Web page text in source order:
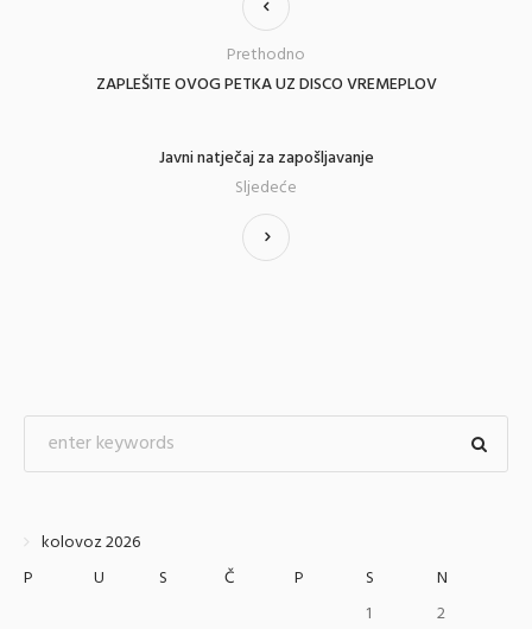
ZAPLEŠITE OVOG PETKA UZ DISCO VREMEPLOV
Prethodno
Javni natječaj za zapošljavanje
Sljedeće
kolovoz 2026
P
U S Č P S
N
1
2